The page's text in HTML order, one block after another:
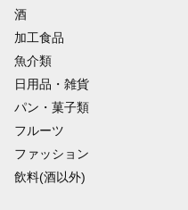
酒
加工食品
魚介類
日用品・雑貨
パン・菓子類
フルーツ
ファッション
飲料(酒以外)